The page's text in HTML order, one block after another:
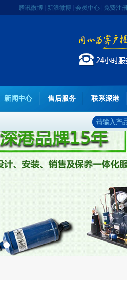
腾讯微博 新浪微博 会员中心 免费注
新闻中心 售后服务 联系深港